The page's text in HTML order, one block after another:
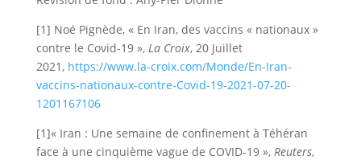
[1] Noé Pignède, « En Iran, des vaccins « nationaux »
contre le Covid-19 », La Croix, 20 Juillet
2021, https://www.la-croix.com/Monde/En-Iran-
vaccins-nationaux-contre-Covid-19-2021-07-20-
1201167106
[1]« Iran : Une semaine de confinement à Téhéran
face à une cinquième vague de COVID-19 », Reuters,